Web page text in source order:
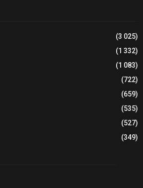
(3 025)
(1 332)
(1 083)
(722)
(659)
(535)
(527)
(349)